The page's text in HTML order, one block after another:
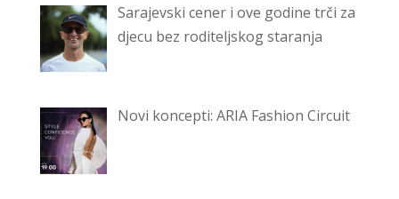
Sarajevski cener i ove godine trči za
djecu bez roditeljskog staranja
Novi koncepti: ARIA Fashion Circuit